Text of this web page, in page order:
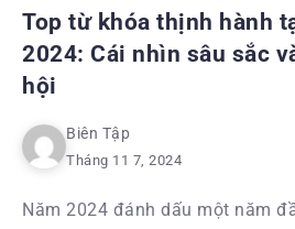
Top từ khóa thịnh hành
2024: Cái nhìn sâu sắc
hội
Biên Tập
Tháng 11 7, 2024
Năm 2024 đánh dấu một năm